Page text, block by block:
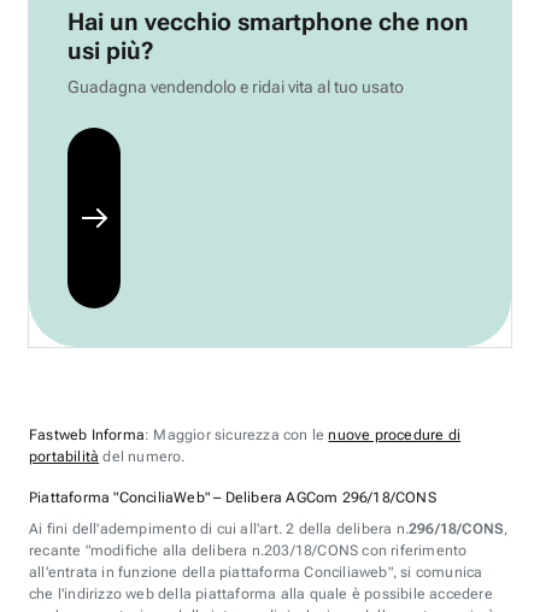
Hai un vecchio smartphone che non
usi più?
Guadagna vendendolo e ridai vita al tuo usato
Fastweb Informa: Maggior sicurezza con lenuove procedure di
portabilità del numero.
Piattaforma "ConciliaWeb" – Delibera AGCom 296/18/CONS
Ai fini dell'adempimento di cui all'art. 2 della delibera n.296/18/CONS,
recante "modifiche alla delibera n.203/18/CONS con riferimento
all'entrata in funzione della piattaforma Conciliaweb", si comunica
che l'indirizzo web della piattaforma alla quale è possibile accedere